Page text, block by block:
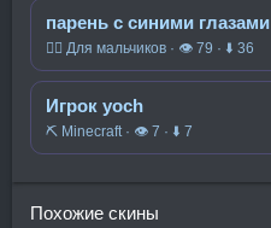
парень с синими глазами
🧍‍♂️ Для мальчиков · 👁 79 · ⬇ 36
Игрок yoch
⛏️ Minecraft · 👁 7 · ⬇ 7
Похожие скины